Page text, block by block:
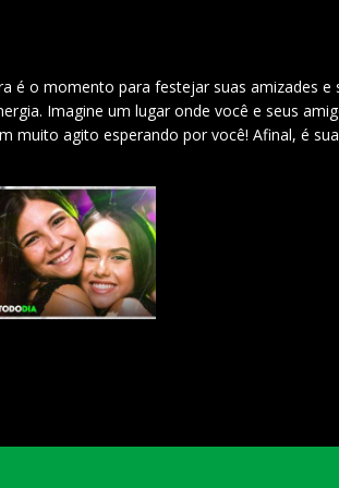
é o momento para festejar suas amizades e
Imagine um lugar onde você e seus
muito agito esperando por você! Afinal, é sua